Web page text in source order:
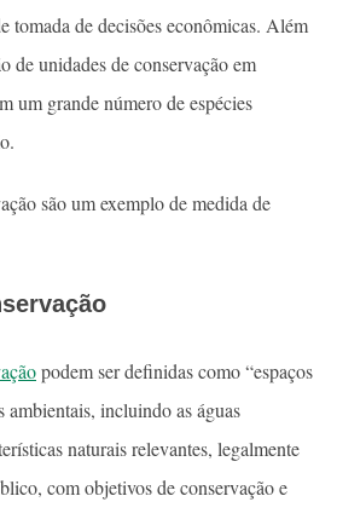
tomada de decisões econômicas. Além
de unidades de conservação em
um grande número de espécies
são um exemplo de medida de
podem ser definidas como “espaços
ambientais, incluindo as águas
naturais relevantes, legalmente
com objetivos de conservação e